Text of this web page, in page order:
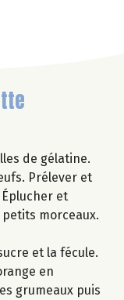
de gélatine.
Prélever et
et
morceaux.
et la fécule.
en
grumeaux puis